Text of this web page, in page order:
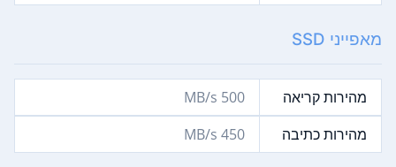
מאפייני SSD
מהירות קריאה
500 MB/s
מהירות כתיבה
450 MB/s